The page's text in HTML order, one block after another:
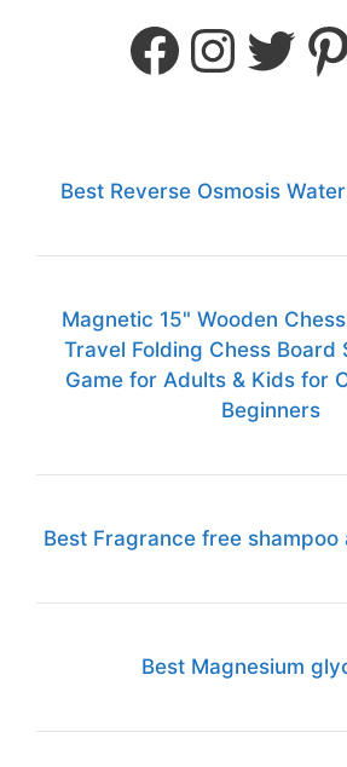
Best Reverse Osmosis
Magnetic 15" Wooden
Travel Folding Chess Board
Game for Adults & Kids for
Beginners
Best Fragrance free
Best Magnesium